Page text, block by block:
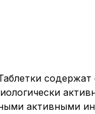
активными